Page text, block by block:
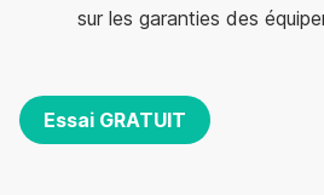
sur les garanties des
Essai GRATUIT